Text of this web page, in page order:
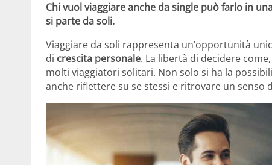
Chi vuol viaggiare anche da single può farlo in
si parte da soli.
Viaggiare da soli rappresenta un’opportunità
di crescita personale. La libertà di decidere
molti viaggiatori solitari. Non solo si ha la
anche riflettere su se stessi e ritrovare un senso